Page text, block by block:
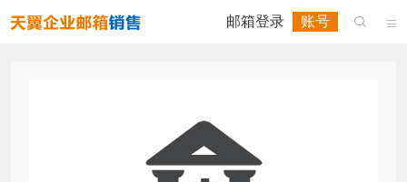

邮箱登录 账号 